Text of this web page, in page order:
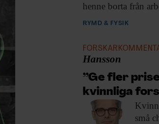
henne borta från
RYMD & FYSIK
Hansson
”Ge fler
kvinnliga
små